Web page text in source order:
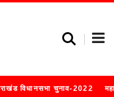
विधानसभा चुनाव-2022